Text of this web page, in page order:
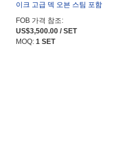
이크 고급 덱 오븐 스팀 포함
FOB 가격 참조:
US$3,500.00 / SET
MOQ: 1 SET